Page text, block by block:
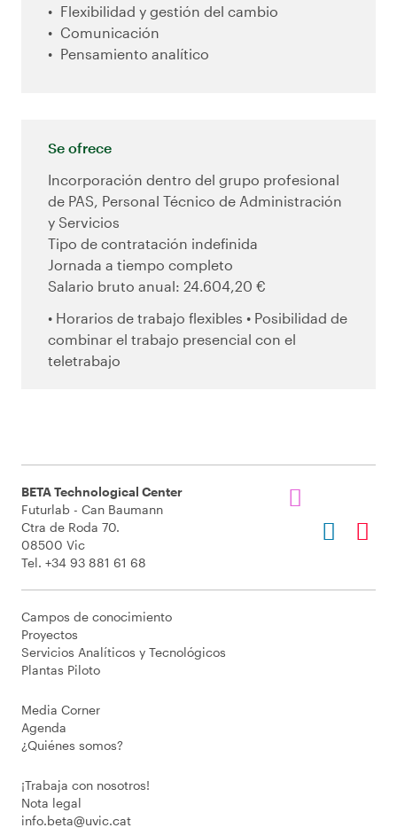
Flexibilidad y gestión del cambio
Comunicación
Pensamiento analítico
Se ofrece
Incorporación dentro del grupo profesional
de PAS, Personal Técnico de Administración
y Servicios
Tipo de contratación indefinida
Jornada a tiempo completo
Salario bruto anual: 24.604,20 €
• Horarios de trabajo flexibles • Posibilidad de
combinar el trabajo presencial con el
teletrabajo
BETA Technological Center
Futurlab - Can Baumann
Ctra de Roda 70.
08500 Vic
Tel. +34 93 881 61 68
Campos de conocimiento
Proyectos
Servicios Analíticos y Tecnológicos
Plantas Piloto
Media Corner
Agenda
¿Quiénes somos?
¡Trabaja con nosotros!
Nota legal
info.beta@uvic.cat